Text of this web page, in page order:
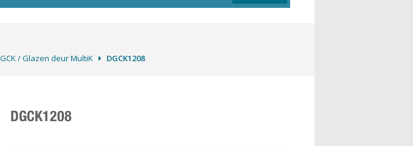
/ Glazen deur MultiK DGCK1208
DGCK1208